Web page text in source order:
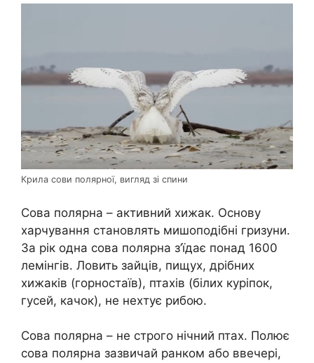
Крила сови полярної, вигляд зі спини
Сова полярна – активний хижак. Основу
харчування становлять мишоподібні гризуни.
За рік одна сова полярна з’їдає понад 1600
лемінгів. Ловить зайців, пищух, дрібних
хижаків (горностаїв), птахів (білих куріпок,
гусей, качок), не нехтує рибою.
Сова полярна – не строго нічний птах. Полює
сова полярна зазвичай ранком або ввечері,